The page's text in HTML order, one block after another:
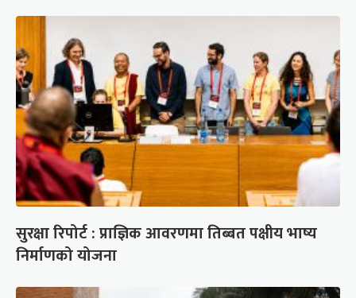
सुरक्षा रिपोर्ट : प्राज्ञिक आवरणमा तिब्बत पक्षीय भाष्य
निर्माणको योजना